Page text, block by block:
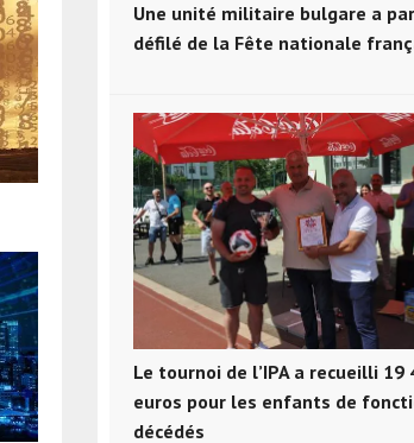
Une unité militaire bulgare a
défilé de la Fête nationale
Le tournoi de l’IPA a recueilli 19
euros pour les enfants de
décédés